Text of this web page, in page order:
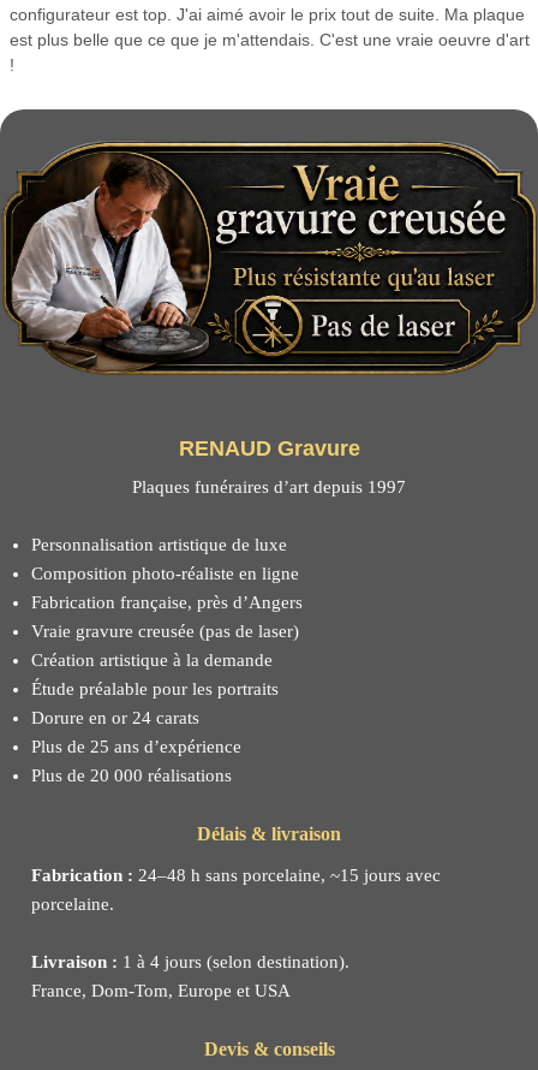
configurateur est top. J'ai aimé avoir le prix tout de suite. Ma plaque
est plus belle que ce que je m'attendais. C'est une vraie oeuvre d'art
!
RENAUD Gravure
Plaques funéraires d’art depuis 1997
Personnalisation artistique de luxe
Composition photo-réaliste en ligne
Fabrication française, près d’Angers
Vraie gravure creusée (pas de laser)
Création artistique à la demande
Étude préalable pour les portraits
Dorure en or 24 carats
Plus de 25 ans d’expérience
Plus de 20 000 réalisations
Délais & livraison
Fabrication : 24–48 h sans porcelaine, ~15 jours avec
porcelaine.
Livraison : 1 à 4 jours (selon destination).
France, Dom-Tom, Europe et USA
Devis & conseils